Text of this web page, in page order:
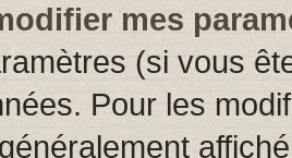
mes
(si vous
Pour les